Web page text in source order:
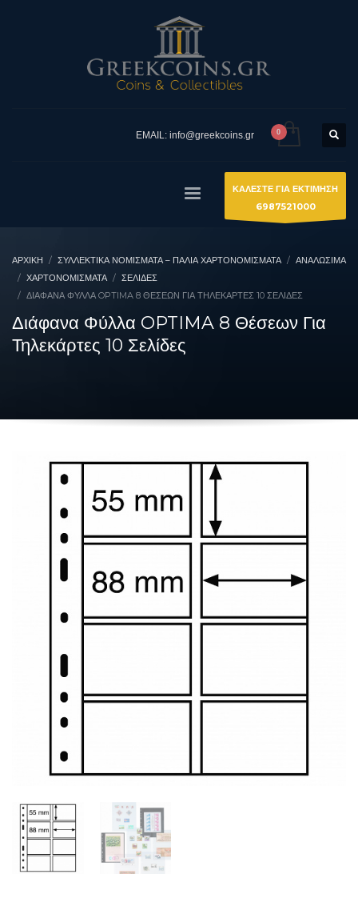
EMAIL: info@greekcoins.gr
ΚΑΛΕΣΤΕ ΓΙΑ ΕΚΤΙΜΗΣΗ
6987521000
ΑΡΧΙΚΉ ΣΥΛΛΕΚΤΙΚΆ ΝΟΜΊΣΜΑΤΑ – ΠΑΛΙΆ ΧΑΡΤΟΝΟΜΊΣΜΑΤΑ
ΑΝΑΛΩΣΙΜΑ
ΧΑΡΤΟΝΟΜΊΣΜΑΤΑ
ΣΕΛΊΔΕΣ
ΔΙΆΦΑΝΑ ΦΎΛΛΑ OPTIMA 8 ΘΈΣΕΩΝ ΓΙΑ ΤΗΛΕΚΆΡΤΕΣ 10 ΣΕΛΊΔΕΣ
Διάφανα Φύλλα OPTIMA 8 Θέσεων Για
Τηλεκάρτες 10 Σελίδες